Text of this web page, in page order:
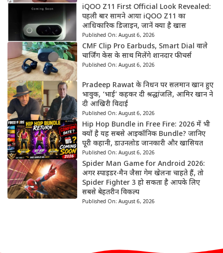
iQOO Z11 First Official Look Revealed:
पहली बार सामने आया iQOO Z11 का
आधिकारिक डिजाइन, जानें क्या है खास
Published On: August 6, 2026
CMF Clip Pro Earbuds, Smart Dial वाले
चार्जिंग केस के साथ मिलेंगे शानदार फीचर्स
Published On: August 6, 2026
Pradeep Rawat के निधन पर सलमान खान हुए
भावुक, ‘भाई’ कहकर दी श्रद्धांजलि, आमिर खान ने
दी आखिरी विदाई
Published On: August 6, 2026
Hip Hop Bundle in Free Fire: 2026 में भी
क्यों है यह सबसे आइकॉनिक Bundle? जानिए
पूरी कहानी, डाउनलोड जानकारी और खासियत
Published On: August 6, 2026
Spider Man Game for Android 2026:
अगर स्पाइडर-मैन जैसा गेम खेलना चाहते हैं, तो
Spider Fighter 3 हो सकता है आपके लिए
सबसे बेहतरीन विकल्प
Published On: August 6, 2026